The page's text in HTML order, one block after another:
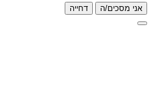
ה דחייה